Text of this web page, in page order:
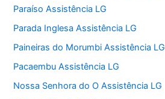
Paraíso Assistência LG
Parada Inglesa Assistência LG
Paineiras do Morumbi Assistência LG
Pacaembu Assistência LG
Nossa Senhora do O Assistência LG